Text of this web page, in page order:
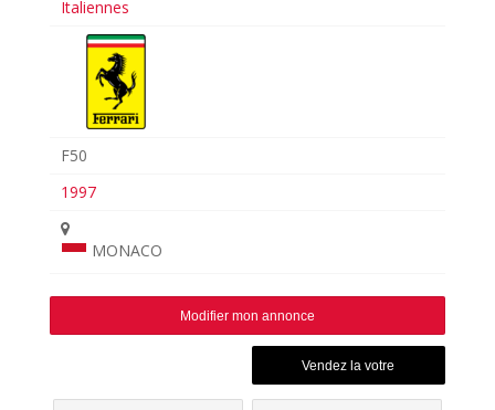
Italiennes
F50
1997
MONACO
Modifier mon annonce